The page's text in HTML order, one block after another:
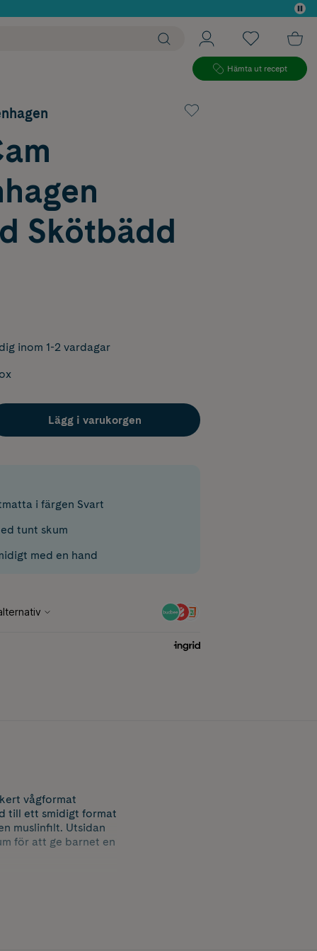
Hämta ut recept
Skötbädd
inom 1-2 vardagar
Lägg i varukorgen
i färgen Svart
tunt skum
med en hand
vågformat
till ett smidigt format
muslinfilt. Utsidan
för att ge barnet en